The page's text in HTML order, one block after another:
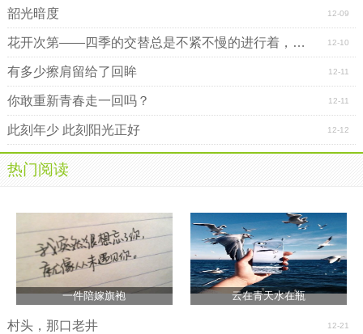
12-09
韶光暗度
12-10
花开次第――四季的交替总是不紧不慢的进行着，年复一年，仿佛就
12-11
有多少擦肩留给了回眸
12-11
你敢重新青春走一回吗？
12-12
此刻年少 此刻阳光正好
热门阅读
一件陪嫁旗袍 云在青天水在瓶
12-21
村头，那口老井